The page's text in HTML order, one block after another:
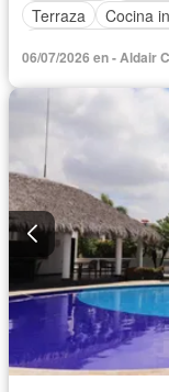
Terraza
Cocina
Zona infantil
Aire acondicionado
Recámara con
06/07/2026 en - Aldair